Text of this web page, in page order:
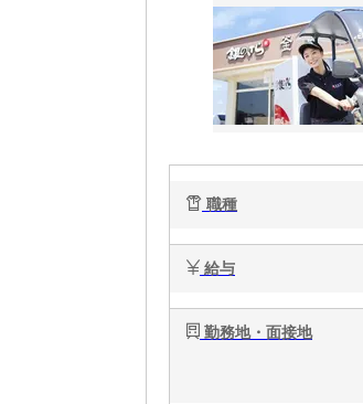
職種
給与
勤務地・面接地